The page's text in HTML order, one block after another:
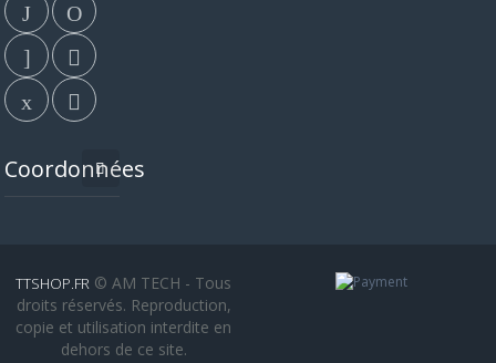
Coordonnées
TTSHOP.FR © AM TECH - Tous
droits réservés. Reproduction,
copie et utilisation interdite en
dehors de ce site.